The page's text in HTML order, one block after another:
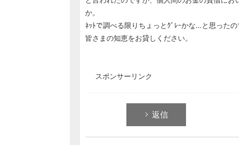
か。
ﾈｯﾄで調べる限りちょっとｸﾞﾚｰかな…と思ったの
皆さまの知恵をお貸しください。
スポンサーリンク
返信